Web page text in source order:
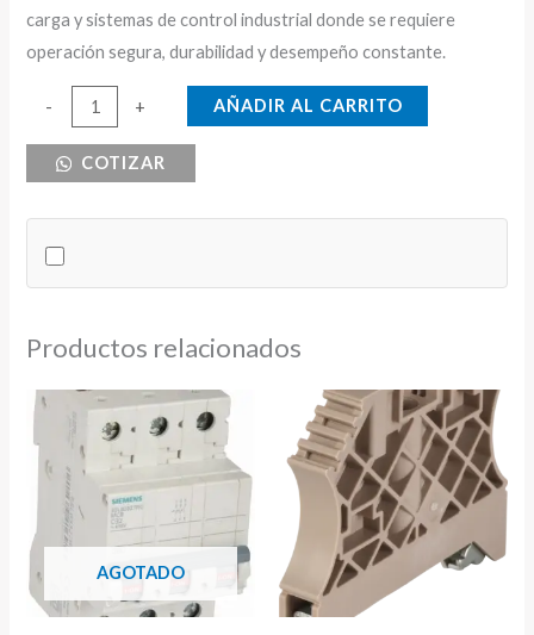
carga y sistemas de control industrial donde se requiere
operación segura, durabilidad y desempeño constante.
-
BREAKER
RIEL
6KA
cantidad
+ AÑADIR AL CARRITO
COTIZAR
Productos relacionados
AGOTADO